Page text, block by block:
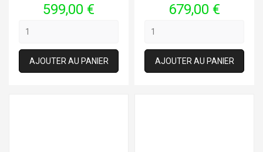
Prix
599,00 €
AJOUTER AU PANIER
Prix
679,00 €
AJOUTER AU PANIER